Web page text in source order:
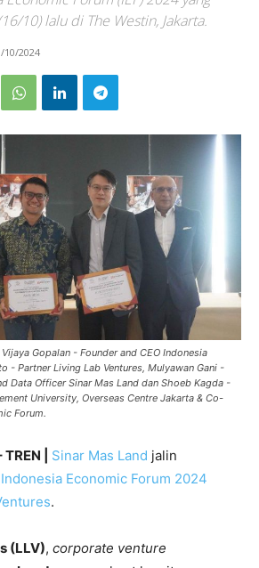
10) lalu di The Westin, Jakarta.
10/2024
Gopalan - Founder and CEO Indonesia
- Partner Living Lab Ventures, Mulyawan Gani -
Data Officer Sinar Mas Land dan Shoeb Kagda -
University, Overseas Centre Jakarta & Co-
Forum.
| Sinar Mas Land jalin
Indonesia Economic Forum 2024
.
(LLV), corporate venture